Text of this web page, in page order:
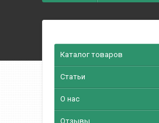
Каталог товаров
Статьи
О нас
Отзывы